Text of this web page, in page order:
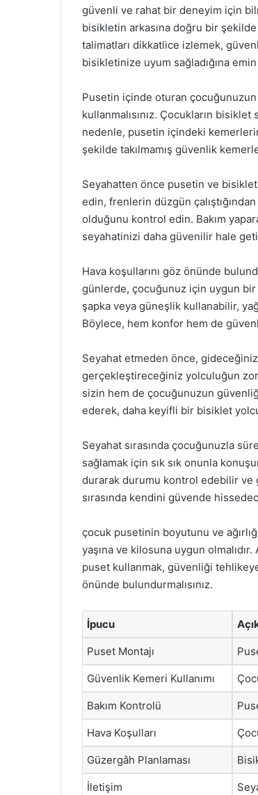
güvenli ve rahat bir deneyim için
bisikletin arkasına doğru bir
talimatları dikkatlice izlemek,
bisikletinize uyum sağladığına
Pusetin içinde oturan
kullanmalısınız. Çocukların
nedenle, pusetin içindeki
şekilde takılmamış güvenlik
Seyahatten önce pusetin ve
edin, frenlerin düzgün
olduğunu kontrol edin. Bakım
seyahatinizi daha güvenilir hale
Hava koşullarını göz önünde
günlerde, çocuğunuz için uygun bir
şapka veya güneşlik kullanabilir,
Böylece, hem konfor hem de
Seyahat etmeden önce,
gerçekleştireceğiniz yolculuğun
sizin hem de çocuğunuzun
ederek, daha keyifli bir bisiklet
Seyahat sırasında çocuğunuzla
sağlamak için sık sık onunla
durarak durumu kontrol edebilir
sırasında kendini güvende
çocuk pusetinin boyutunu ve
yaşına ve kilosuna uygun
puset kullanmak, güvenliği
önünde bulundurmalısınız.
İpucu
Puset Montajı
Güvenlik Kemeri Kullanımı
Bakım Kontrolü
Hava Koşulları
Güzergâh Planlaması
İletişim